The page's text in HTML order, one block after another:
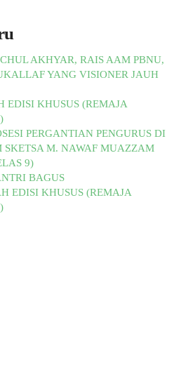
AKHYAR, RAIS AAM PBNU,
YANG VISIONER JAUH
EDISI KHUSUS (REMAJA
PERGANTIAN PENGURUS DI
M. NAWAF MUAZZAM
9)
BAGUS
EDISI KHUSUS (REMAJA